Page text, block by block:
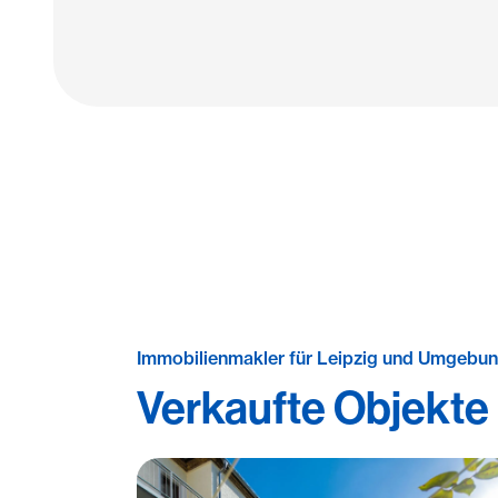
Immobilienmakler für Leipzig und
Verkaufte Objekte